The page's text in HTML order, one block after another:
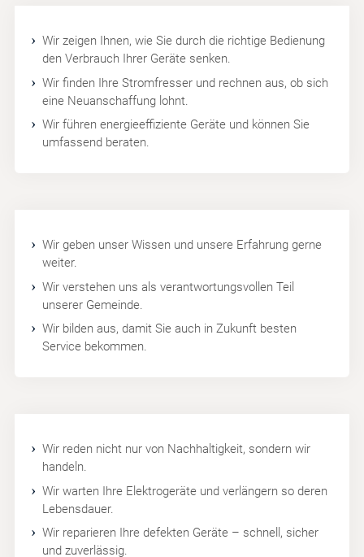
Wir zeigen Ihnen, wie Sie durch die richtige Bedienung
den Verbrauch Ihrer Geräte senken.
Wir finden Ihre Stromfresser und rechnen aus, ob sich
eine Neuanschaffung lohnt.
Wir führen energieeffiziente Geräte und können Sie
umfassend beraten.
Wir geben unser Wissen und unsere Erfahrung gerne
weiter.
Wir verstehen uns als verantwortungsvollen Teil
unserer Gemeinde.
Wir bilden aus, damit Sie auch in Zukunft besten
Service bekommen.
Wir reden nicht nur von Nachhaltigkeit, sondern wir
handeln.
Wir warten Ihre Elektrogeräte und verlängern so deren
Lebensdauer.
Wir reparieren Ihre defekten Geräte – schnell, sicher
und zuverlässig.